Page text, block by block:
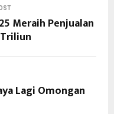
Meraih Penjualan
Lagi Omongan